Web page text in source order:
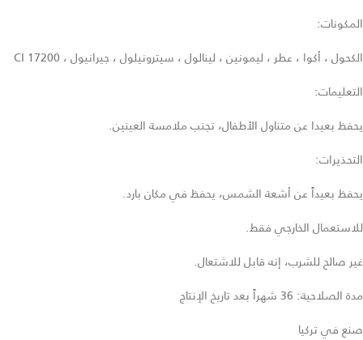
المكونات:
الكحول ، أكوا ، عطر ، ليمونين ، لينالول ، سيترونيلول ، جيرانيول ، CI 17200
التعليمات:
يحفظ بعيدا عن متناول الأطفال، تجنب ملامسة العينين.
التحذيرات:
يحفظ بعيداً عن أشعة الشمس، يحفظ في مكان بارد.
للاستعمال الخارجي فقط.
غير صالح للشرب، إنه قابل للاشتعال.
مدة الصلاحية: 36 شهراً بعد تاريخ الإنتاج
صنع في تركيا